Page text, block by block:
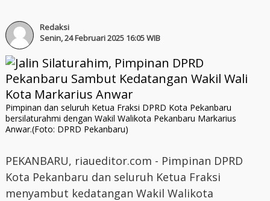
Redaksi
Senin, 24 Februari 2025 16:05 WIB
Pimpinan dan seluruh Ketua Fraksi DPRD Kota Pekanbaru
bersilaturahmi dengan Wakil Walikota Pekanbaru Markarius
Anwar.(Foto: DPRD Pekanbaru)
PEKANBARU, riaueditor.com - Pimpinan DPRD
Kota Pekanbaru dan seluruh Ketua Fraksi
menyambut kedatangan Wakil Walikota